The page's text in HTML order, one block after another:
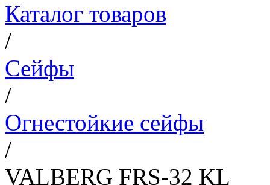
Каталог товаров
/
Сейфы
/
Огнестойкие сейфы
/
VALBERG FRS-32 KL